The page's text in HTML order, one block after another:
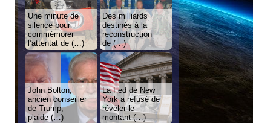
Une minute de
silence pour
commémorer
l’attentat de (…)
Des milliards
destinés à la
reconstruction
de (…)
John Bolton,
ancien conseiller
de Trump,
plaide (…)
La Fed de New
York a refusé de
révéler le
montant (…)